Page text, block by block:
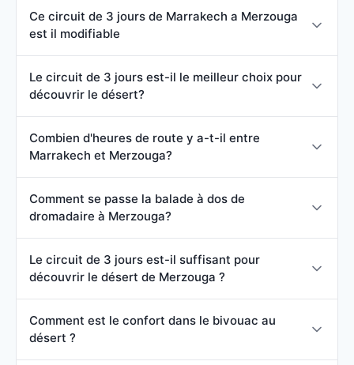
Ce circuit de 3 jours de Marrakech a Merzouga
est il modifiable
Le circuit de 3 jours est-il le meilleur choix pour
découvrir le désert?
Combien d'heures de route y a-t-il entre
Marrakech et Merzouga?
Comment se passe la balade à dos de
dromadaire à Merzouga?
Le circuit de 3 jours est-il suffisant pour
découvrir le désert de Merzouga ?
Comment est le confort dans le bivouac au
désert ?